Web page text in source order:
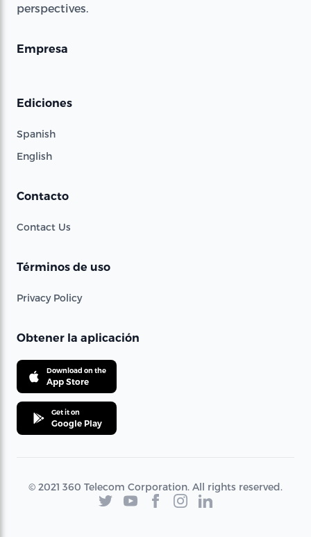
perspectives.
Empresa
Ediciones
Spanish
English
Contacto
Contact Us
Términos de uso
Privacy Policy
Obtener la aplicación
Download on the
App Store
Get it on
Google Play
© 2021 360 Telecom Corporation. All rights reserved.